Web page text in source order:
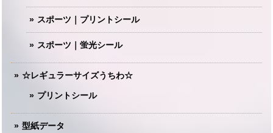
スポーツ｜プリントシール
スポーツ｜蛍光シール
☆レギュラーサイズうちわ☆
プリントシール
型紙データ